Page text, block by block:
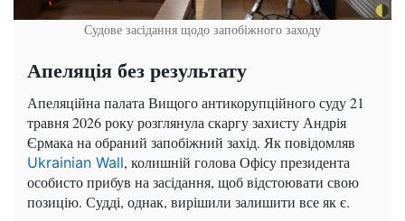
Судове засідання щодо запобіжного заходу
Апеляція без результату
Апеляційна палата Вищого антикорупційного суду 21
травня 2026 року розглянула скаргу захисту Андрія
Єрмака на обраний запобіжний захід. Як повідомляв
Ukrainian Wall, колишній голова Офісу президента
особисто прибув на засідання, щоб відстоювати свою
позицію. Судді, однак, вирішили залишити все як є.